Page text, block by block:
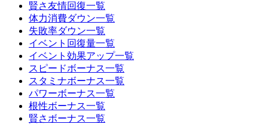
賢さ友情回復一覧
体力消費ダウン一覧
失敗率ダウン一覧
イベント回復量一覧
イベント効果アップ一覧
スピードボーナス一覧
スタミナボーナス一覧
パワーボーナス一覧
根性ボーナス一覧
賢さボーナス一覧